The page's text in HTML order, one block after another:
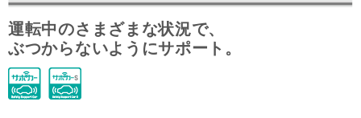
運転中のさまざまな状況で、
ぶつからないようにサポート。